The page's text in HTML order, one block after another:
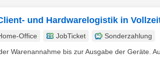
und Hardwarelogistik in
Office JobTicket
Sonderzahlung
Warenannahme bis zur Ausgabe der Geräte.